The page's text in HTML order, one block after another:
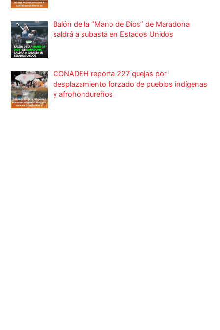
Balón de la “Mano de Dios” de Maradona
saldrá a subasta en Estados Unidos
CONADEH reporta 227 quejas por
desplazamiento forzado de pueblos indígenas
y afrohondureños